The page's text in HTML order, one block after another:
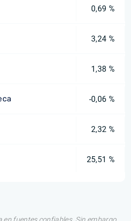
0,69 %
3,24 %
1,38 %
-0,06 %
2,32 %
25,51 %